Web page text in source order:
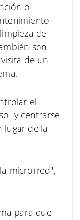
o
de
son
de un
el
y centrarse
lugar de la
microrred",
para que